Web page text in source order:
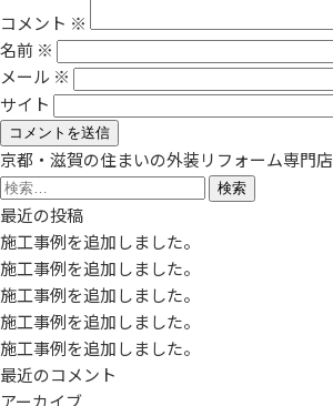
コメント ※
名前 ※
メール ※
サイト
京都・滋賀の住まいの外装リフォーム専門店
検
索:
最近の投稿
施工事例を追加しました。
施工事例を追加しました。
施工事例を追加しました。
施工事例を追加しました。
施工事例を追加しました。
最近のコメント
アーカイブ